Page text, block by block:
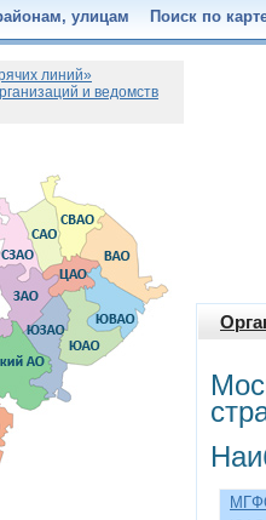
улицам Поиск по
линий»
и ведомств